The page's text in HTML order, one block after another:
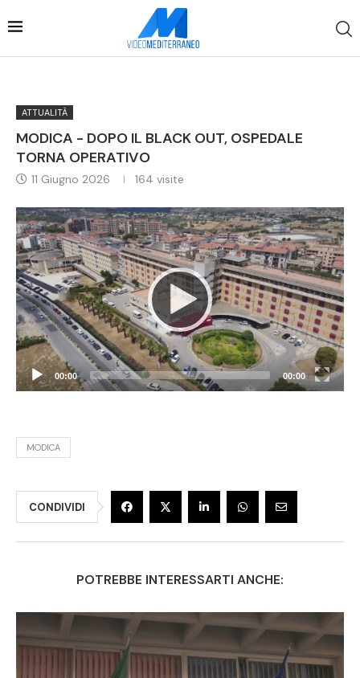
ATTUALITÀ
MODICA - DOPO IL BLACK OUT, OSPEDALE
TORNA OPERATIVO
11 Giugno 2026 164 visite
Video
Player
00:00 00:00
MODICA
CONDIVIDI
POTREBBE INTERESSARTI ANCHE: